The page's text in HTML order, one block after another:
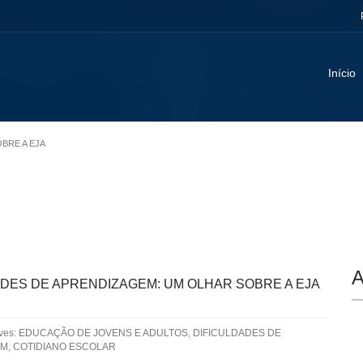
Início
A EJA
DE APRENDIZAGEM: UM OLHAR SOBRE A EJA
EDUCAÇÃO DE JOVENS E ADULTOS, DIFICULDADES DE
COTIDIANO ESCOLAR